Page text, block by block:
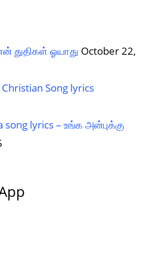
துதிகள் ஓயாது October 22,
Song lyrics
song lyrics – உங்க அன்புக்கு